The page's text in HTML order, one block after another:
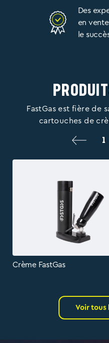
Des
en
le
FastGas est fière de
cartouches de
1
Crème FastGas
Voir tous